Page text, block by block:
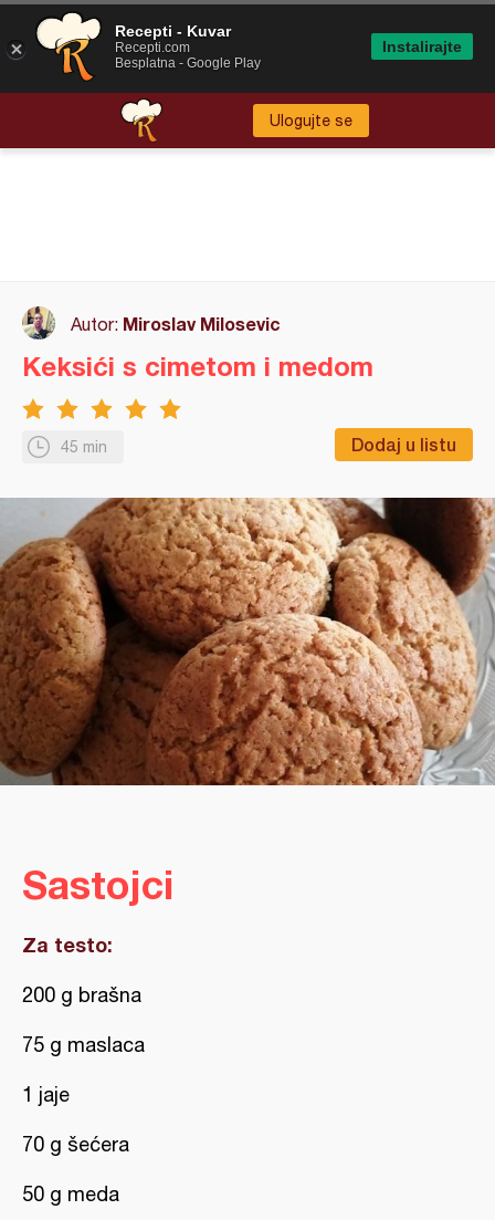
Ulogujte se
Autor: Miroslav Milosevic
45 min Dodaj u listu
Keksići s cimetom i medom
Sastojci
Za testo:
200 g brašna
75 g maslaca
1 jaje
70 g šećera
50 g meda
Recepti - Kuvar
Recepti.com
Besplatna - Google Play
Instalirajte